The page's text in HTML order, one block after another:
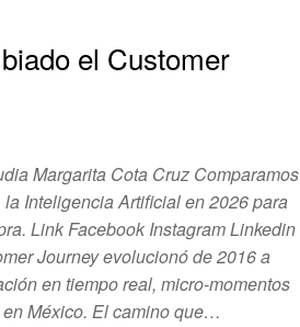
el Customer
Margarita Cota Cruz Comparamos
Inteligencia Artificial en 2026 para
Link Facebook Instagram Linkedin
Journey evolucionó de 2016 a
en tiempo real, micro-momentos
México. El camino que…